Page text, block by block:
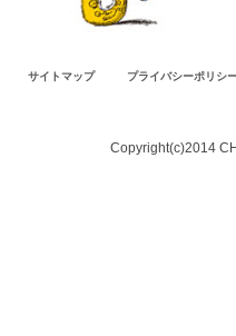
サイトマップ プライバシーポリシ
Copyright(c)2014